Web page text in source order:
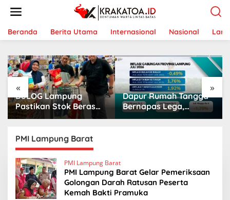
t
Beranda Berita Utama Internasional Nasional
« »
BULOG Lampung
Pastikan Stok Beras
Aman, Beras Premium
di Retail Modern
Dapur Rumah Tangga
Bernapas Lega,
Lampung Jadi Provinsi
PMI Lampung Barat
PMI Lampung Barat
PMI Lampung Barat Gelar Pemeriksaan
Golongan Darah Ratusan Peserta
Kemah Bakti Pramuka